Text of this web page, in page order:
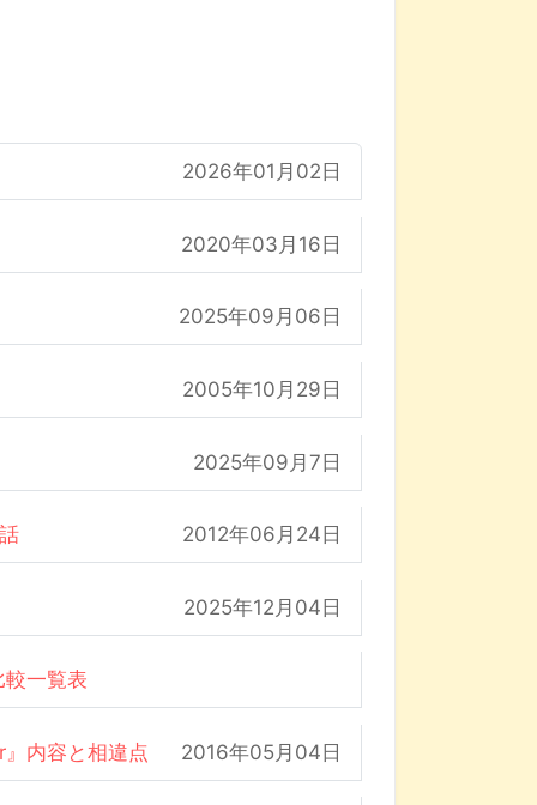
2026年01月02日
2020年03月16日
2025年09月06日
2005年10月29日
2025年09月7日
2012年06月24日
2025年12月04日
一覧表
内容と相違点 2016年05月04日